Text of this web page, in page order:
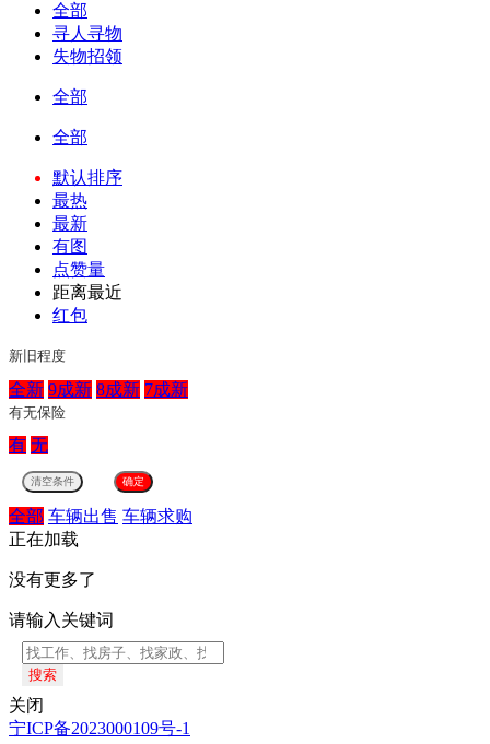
全部
寻人寻物
失物招领
全部
全部
默认排序
最热
最新
有图
点赞量
距离最近
红包
新旧程度
全新 9成新 8成新 7成新
有无保险
有 无
全部 车辆出售 车辆求购
正在加载
没有更多了
请输入关键词
搜索
关闭
宁ICP备2023000109号-1